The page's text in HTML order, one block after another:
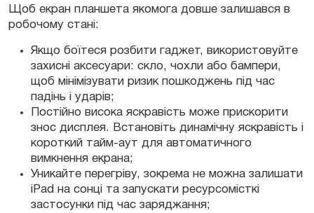
Щоб екран планшета якомога довше залишався в
робочому стані:
Якщо боїтеся розбити гаджет, використовуйте
захисні аксесуари: скло, чохли або бампери,
щоб мінімізувати ризик пошкоджень під час
падінь і ударів;
Постійно висока яскравість може прискорити
знос дисплея. Встановіть динамічну яскравість і
короткий тайм-аут для автоматичного
вимкнення екрана;
Уникайте перегріву, зокрема не можна залишати
iPad на сонці та запускати ресурсомісткі
застосунки під час заряджання;